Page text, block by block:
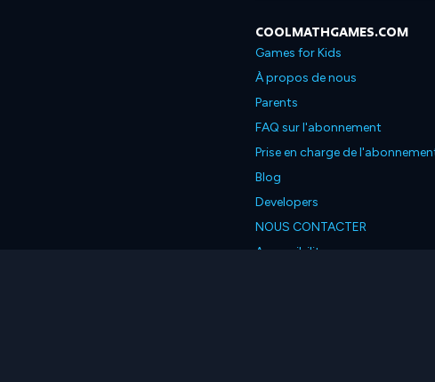
COOLMATHGAMES.COM
Games for Kids
À propos de nous
Parents
FAQ sur l'abonnement
Prise en charge de
Blog
Developers
NOUS CONTACTER
Accessibility